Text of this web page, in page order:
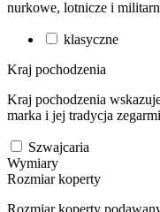
nurkowe, lotnicze i
klasyczne
Kraj pochodzenia
Kraj pochodzenia
marka i jej tradycja
Szwajcaria
Wymiary
Rozmiar koperty